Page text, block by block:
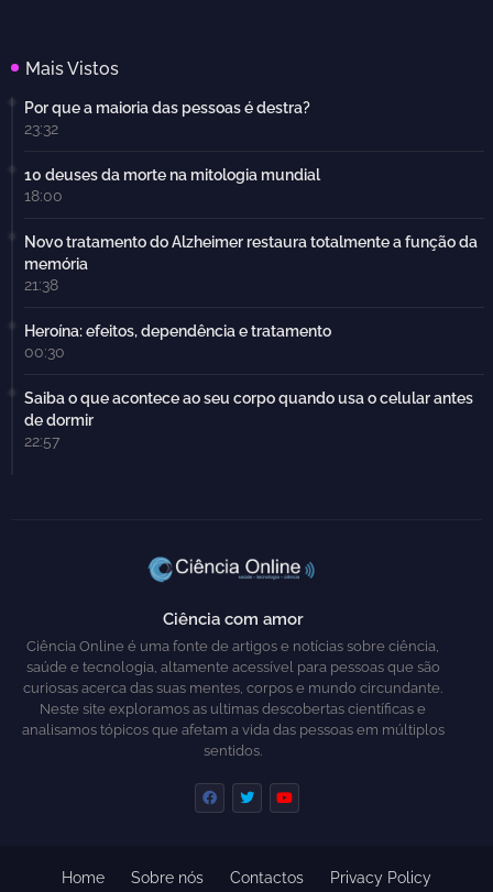
Mais Vistos
Por que a maioria das pessoas é destra?
23:32
10 deuses da morte na mitologia mundial
18:00
Novo tratamento do Alzheimer restaura totalmente a função da
memória
21:38
Heroína: efeitos, dependência e tratamento
00:30
Saiba o que acontece ao seu corpo quando usa o celular antes
de dormir
22:57
Ciência com amor
Ciência Online é uma fonte de artigos e notícias sobre ciência,
saúde e tecnologia, altamente acessível para pessoas que são
curiosas acerca das suas mentes, corpos e mundo circundante.
Neste site exploramos as ultimas descobertas científicas e
analisamos tópicos que afetam a vida das pessoas em múltiplos
sentidos.
Home Sobre nós Contactos Privacy Policy